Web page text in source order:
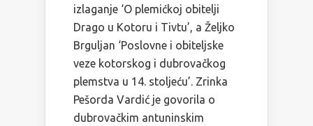
izlaganje ‘O plemićkoj obitelji
Drago u Kotoru i Tivtu’, a Željko
Brguljan ‘Poslovne i obiteljske
veze kotorskog i dubrovačkog
plemstva u 14. stoljeću’. Zrinka
Pešorda Vardić je govorila o
dubrovačkim antuninskim